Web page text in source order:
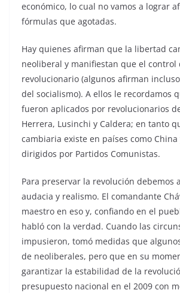
económico, lo cual no vamos a lograr
fórmulas que agotadas.
Hay quienes afirman que la libertad
neoliberal y manifiestan que el control
revolucionario (algunos afirman
del socialismo). A ellos le recordamos
fueron aplicados por revolucionarios
Herrera, Lusinchi y Caldera; en tanto
cambiaria existe en países como China
dirigidos por Partidos Comunistas.
Para preservar la revolución debemos
audacia y realismo. El comandante
maestro en eso y, confiando en el
habló con la verdad. Cuando las
impusieron, tomó medidas que
de neoliberales, pero que en su
garantizar la estabilidad de la
presupuesto nacional en el 2009 con